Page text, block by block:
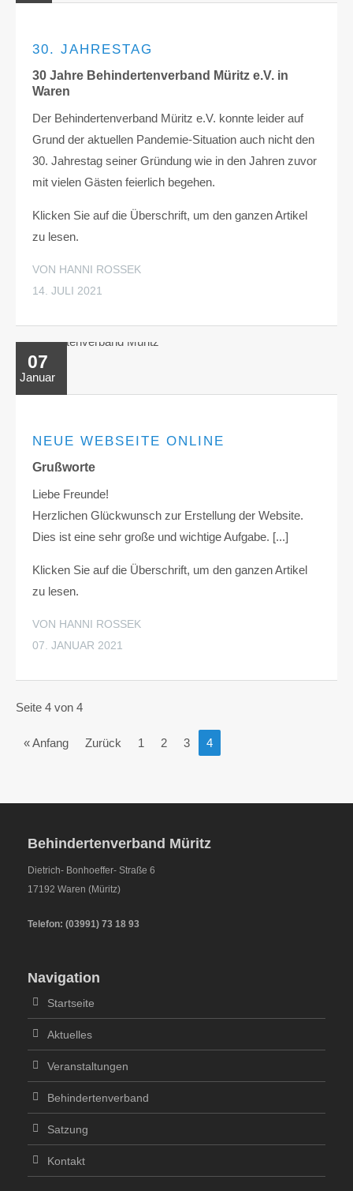
30. JAHRESTAG
30 Jahre Behindertenverband Müritz e.V. in
Waren
Der Behindertenverband Müritz e.V. konnte leider auf
Grund der aktuellen Pandemie-Situation auch nicht den
30. Jahrestag seiner Gründung wie in den Jahren zuvor
mit vielen Gästen feierlich begehen.
Klicken Sie auf die Überschrift, um den ganzen Artikel
zu lesen.
VON HANNI ROSSEK
14. JULI 2021
07
Januar
NEUE WEBSEITE ONLINE
Grußworte
Liebe Freunde!
Herzlichen Glückwunsch zur Erstellung der Website.
Dies ist eine sehr große und wichtige Aufgabe. [...]
Klicken Sie auf die Überschrift, um den ganzen Artikel
zu lesen.
VON HANNI ROSSEK
07. JANUAR 2021
Seite 4 von 4
« Anfang Zurück 1 2 3 4
Behindertenverband Müritz
Dietrich- Bonhoeffer- Straße 6
17192 Waren (Müritz)
Telefon: (03991) 73 18 93
Navigation
Startseite
Aktuelles
Veranstaltungen
Behindertenverband
Satzung
Kontakt